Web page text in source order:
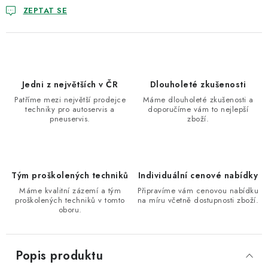
ZEPTAT SE
Jedni z největších v ČR
Patříme mezi největší prodejce
techniky pro autoservis a
pneuservis.
Dlouholeté zkušenosti
Máme dlouholeté zkušenosti a
doporučíme vám to nejlepší
zboží.
Tým proškolených techniků
Máme kvalitní zázemí a tým
proškolených techniků v tomto
oboru.
Individuální cenové nabídky
Připravíme vám cenovou nabídku
na míru včetně dostupnosti zboží.
Popis produktu